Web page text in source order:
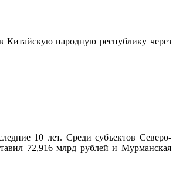
Китайскую народную республику через
10 лет. Среди субъектов Северо-
72,916 млрд рублей и Мурманская